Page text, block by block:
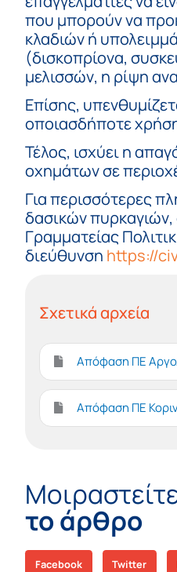
που μπορούν να
κλαδιών ή
(δισκοπρίονα,
μελισσών, η ρίψη
Επίσης,
οποιασδήποτε
Τέλος, ισχύει η
οχημάτων σε
Για περισσότερες
δασικών πυρκαγιών,
Γραμματείας
διεύθυνση https://
Σχετικά αρχεία
Απόφαση ΠΕ
Απόφαση ΠΕ
το άρθρο
Facebook Twitter